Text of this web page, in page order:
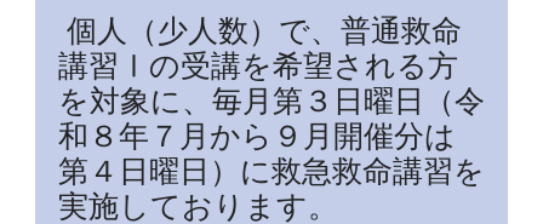
個人（少人数）で、普通救命
講習Ⅰの受講を希望される方
を対象に、毎月第３日曜日（令
和８年７月から９月開催分は
第４日曜日）に救急救命講習を
実施しております。